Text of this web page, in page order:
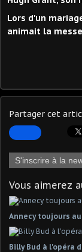
Lors d'un
animait la
Partager cet
S'inscrire à la
Vous aimerez
Annecy toujours
Billy Bud à l'opéra